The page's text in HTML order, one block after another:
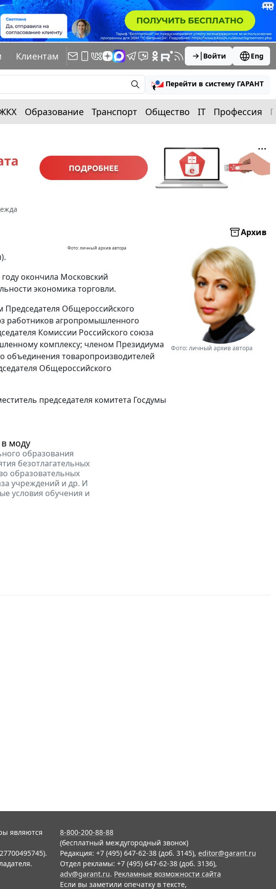
Клиентам Войти Eng
Перейти в систему ГАРАНТ
Образование Транспорт Общество IT Профессия
Архив
Фото: личный архив автора
Фото: личный архив автора
окончила Московский
экономика торговли.
Председателя Общероссийского
работников агропромышленного
Комиссии Российского союза
комплексу; членом Президиума
объединения товаропроизводителей
Общероссийского
председателя комитета Госдумы
моду
образования
безотлагательных
образовательных
учреждений и др. И
условия обучения и
являются
8-800-200-88-88
(бесплатный междугородный звонок)
Редакция: +7 (495) 647-62-38 (доб. 3145), editor@garant.ru
Отдел рекламы: +7 (495) 647-62-38 (доб. 3136),
adv@garant.ru. Рекламные возможности сайта
Если вы заметили опечатку в тексте,